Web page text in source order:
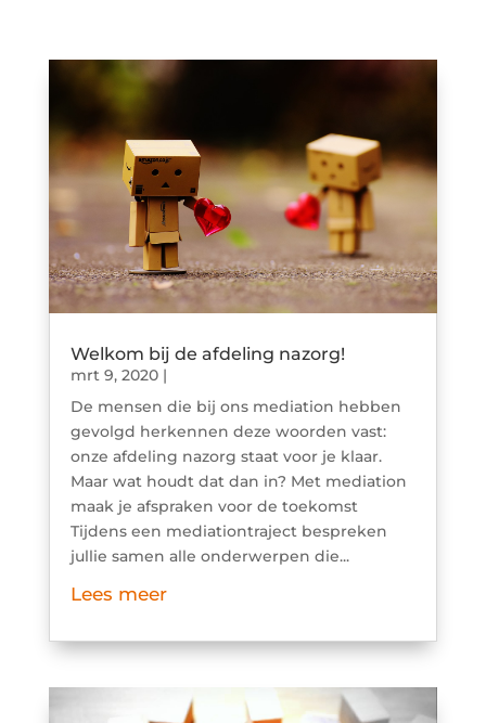
Welkom bij de afdeling nazorg!
mrt 9, 2020|
De mensen die bij ons mediation hebben
gevolgd herkennen deze woorden vast:
onze afdeling nazorg staat voor je klaar.
Maar wat houdt dat dan in? Met mediation
maak je afspraken voor de toekomst
Tijdens een mediationtraject bespreken
jullie samen alle onderwerpen die...
Lees meer